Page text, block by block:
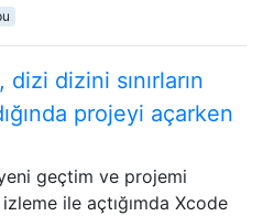
dizi dizini sınırların
projeyi açarken
geçtim ve projemi
ile açtığımda Xcode